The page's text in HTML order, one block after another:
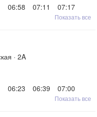
06:58 07:11
07:17
Показать все
· 2A
06:23 06:39
07:00
Показать все